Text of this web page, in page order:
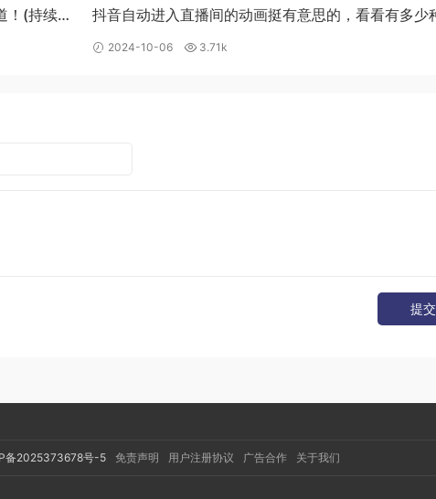
共同照护孩子，所以在带小孩上我基本上没怎么操心。有些时候
压住个千斤顶，这个做父母的应该都懂吧。
听听他们的故事
！(持续更
抖音自动进入直播间的动画挺有意思的，看看有多少
式可以实现
2024-10-06 3.71k
提交
备2025373678号-5 免责声明 用户注册协议 广告合作 关于我们